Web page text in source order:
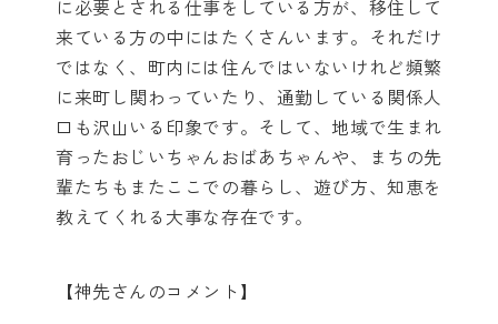
に必要とされる仕事をしている方が、移住して
来ている方の中にはたくさんいます。 それだけ
ではなく、町内には住んではいないけれど頻繁
に来町し関わっていたり、通勤している関係人
口も沢山いる印象です。そして、地域で生まれ
育ったおじいちゃんおばあちゃんや、まちの先
輩たちもまたここでの暮らし、遊び方、知恵を
教えてくれる大事な存在です。
【神先さんのコメント】